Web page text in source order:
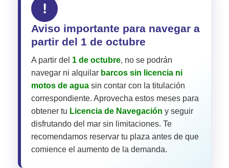
!
Aviso importante para navegar a
partir del 1 de octubre
A partir del 1 de octubre, no se podrán
navegar ni alquilar barcos sin licencia ni
motos de agua sin contar con la titulación
correspondiente. Aprovecha estos meses para
obtener tu Licencia de Navegación y seguir
disfrutando del mar sin limitaciones. Te
recomendamos reservar tu plaza antes de que
comience el aumento de la demanda.